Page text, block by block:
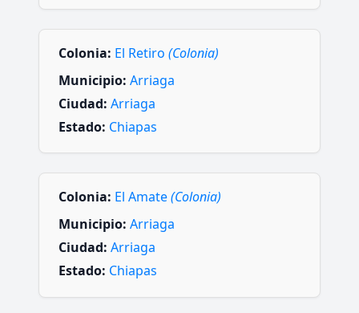
Colonia: El Retiro (Colonia)
Municipio: Arriaga
Ciudad: Arriaga
Estado: Chiapas
Colonia: El Amate(Colonia)
Municipio: Arriaga
Ciudad: Arriaga
Estado: Chiapas